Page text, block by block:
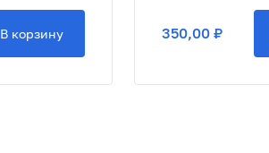
В корзину 350,00 ₽